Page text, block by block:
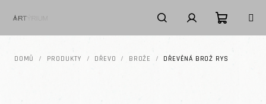
Hledat PřihlášeníNákupní
DOMŮ / PRODUKTY / DŘEVO / BROŽE / DŘEVĚNÁ BROŽ RYS